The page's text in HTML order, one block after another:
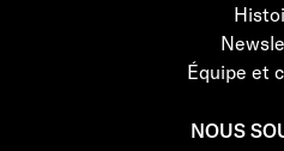
Équipe et
NOUS